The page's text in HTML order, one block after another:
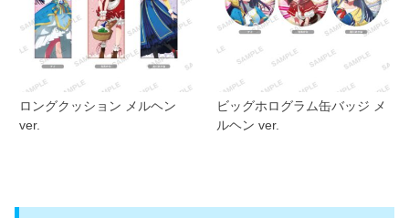
ロングクッション メルヘン
ver.
ビッグホログラム缶バッジ メ
ルヘン ver.